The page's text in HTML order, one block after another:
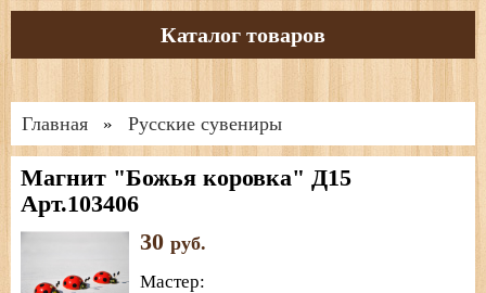
Каталог товаров
Главная » Русские сувениры
Магнит "Божья коровка" Д15
Арт.103406
30 руб.
Мастер: